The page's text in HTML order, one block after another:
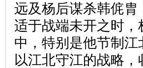
远及杨后谋杀韩侂
适于战端未开之时
中，特别是他节制
以江北守江的战略